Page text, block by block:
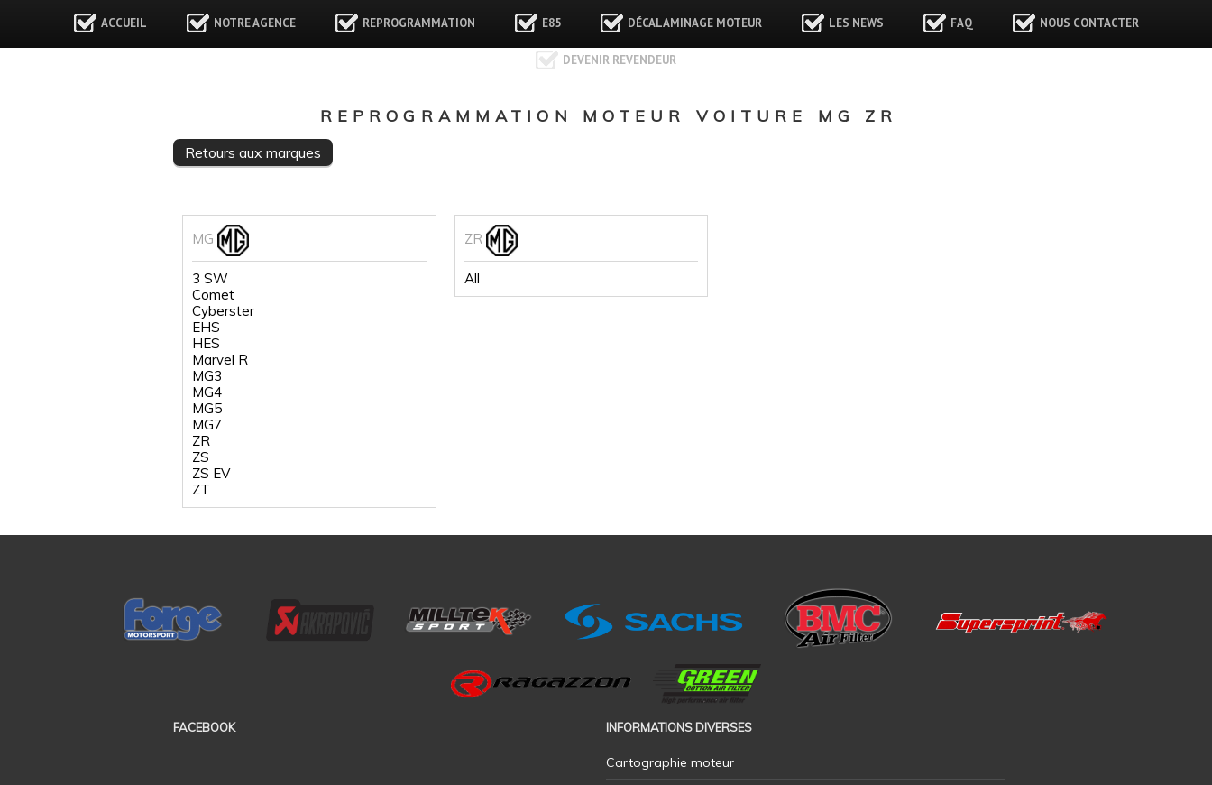
ACCUEIL NOTRE AGENCE REPROGRAMMATION E85 DÉCALAMINAGE MOTEUR LES NEWS FAQ NOUS CONTACTER
DEVENIR REVENDEUR
REPROGRAMMATION MOTEUR VOITURE MG ZR
Retours aux marques
MG
3 SW
Comet
Cyberster
EHS
HES
Marvel R
MG3
MG4
MG5
MG7
ZR
ZS
ZS EV
ZT
ZR
All
FACEBOOK INFORMATIONS DIVERSES
Cartographie moteur